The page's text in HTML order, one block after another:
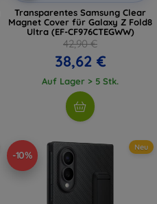
Transparentes Samsung Clear
Magnet Cover für Galaxy Z Fold8
Ultra (EF-CF976CTEGWW)
42,90 €
38,62 €
Auf Lager > 5 Stk.
-10%
Neu